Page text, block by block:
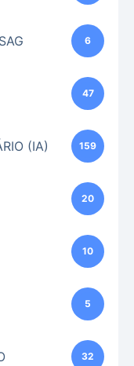
6
47
(IA) 159
20
10
5
32